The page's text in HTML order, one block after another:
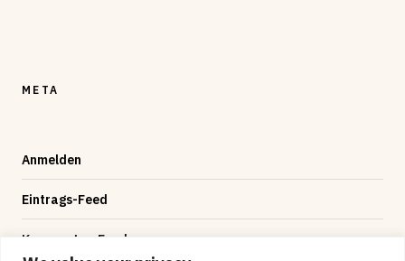
META
Anmelden
Eintrags-Feed
Kommentar-Feed